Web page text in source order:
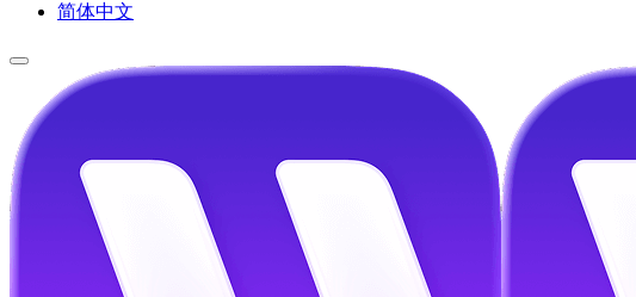
简体中文